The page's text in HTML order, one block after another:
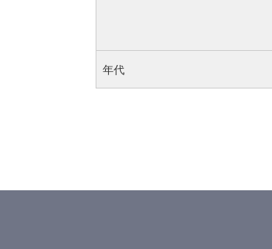
年代